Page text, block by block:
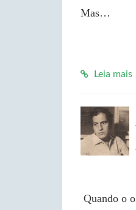
Mas…
Leia mais